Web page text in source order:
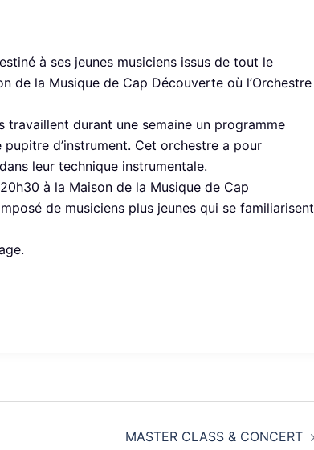
à ses jeunes musiciens issus de tout le
de la Musique de Cap Découverte où l’Orchestre
travaillent durant une semaine un programme
pupitre d’instrument. Cet orchestre a pour
leur technique instrumentale.
à la Maison de la Musique de Cap
de musiciens plus jeunes qui se familiarisent
MASTER CLASS & CONCERT